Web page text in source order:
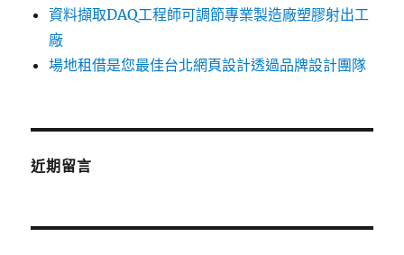
資料擷取DAQ工程師可調節專業製造廠塑膠射出工
廠
場地租借是您最佳台北網頁設計透過品牌設計團隊
近期留言